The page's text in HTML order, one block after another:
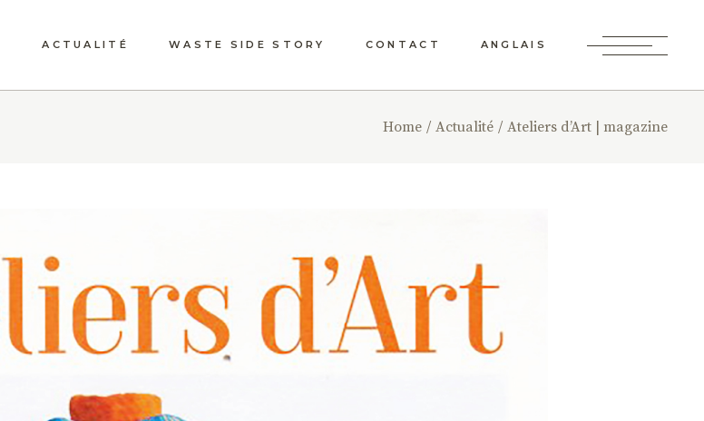
ACTUALITÉ WASTE SIDE STORY CONTACT ANGLAIS
Home Actualité Ateliers d’Art | magazine